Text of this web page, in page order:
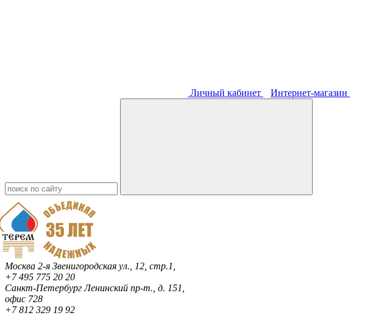
Личный кабинет Интернет-магазин
Москва 2-я Звенигородская ул., 12, стр.1,
+7 495 775 20 20
Санкт-ПетербургЛенинский пр-т., д. 151,
офис 728
+7 812 329 19 92